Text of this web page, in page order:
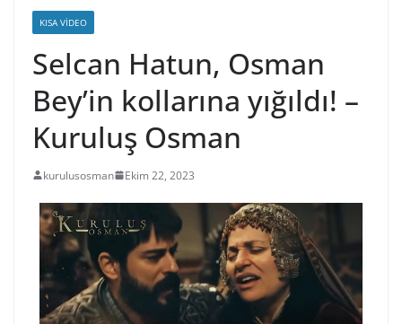
KISA VIDEO
Selcan Hatun, Osman
Bey’in kollarına yığıldı! –
Kuruluş Osman
kurulusosman Ekim 22, 2023